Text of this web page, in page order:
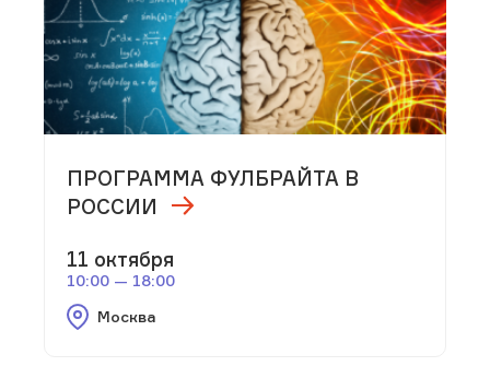
ПРОГРАММА ФУЛБРАЙТА В
РОССИИ
11 октября
10:00 — 18:00
Москва